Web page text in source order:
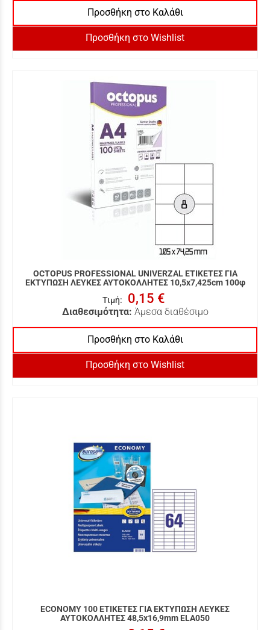
Προσθήκη στο Καλάθι
Προσθήκη στο Wishlist
OCTOPUS PROFESSIONAL UNIVERZAL ΕΤΙΚΕΤΕΣ ΓΙΑ
ΕΚΤΥΠΩΣΗ ΛΕΥΚΕΣ ΑΥΤΟΚΟΛΛΗΤΕΣ 10,5x7,425cm 100φ
Τιμή: 0,15 €
Διαθεσιμότητα: Άμεσα διαθέσιμο
Προσθήκη στο Καλάθι
Προσθήκη στο Wishlist
ECONOMY 100 ΕΤΙΚΕΤΕΣ ΓΙΑ ΕΚΤΥΠΩΣΗ ΛΕΥΚΕΣ
ΑΥΤΟΚΟΛΛΗΤΕΣ 48,5x16,9mm ELA050